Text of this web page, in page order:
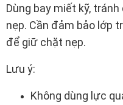
Dùng bay miết kỹ,
nẹp. Cần đảm bảo lớp
để giữ chặt nẹp.
Lưu ý:
Không dùng lực